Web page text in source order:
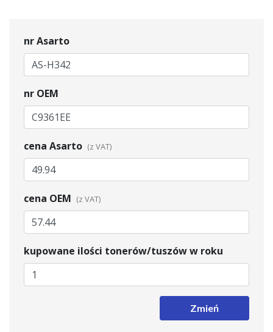
nr Asarto
nr OEM
cena Asarto
cena OEM
kupowane ilości tonerów/tuszów w roku
Zmień